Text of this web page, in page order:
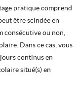
pratique comprend
être scindée en
consécutive ou non,
Dans ce cas, vous
continus en
situé(s) en